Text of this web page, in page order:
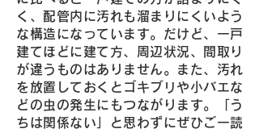
く、配管内に汚れも溜まりにくいよう
な構造になっています。だけど、一戸
建てほどに建て方、周辺状況、間取り
が違うものはありません。また、汚れ
を放置しておくとゴキブリや小バエな
どの虫の発生にもつながります。「う
ちは関係ない」と思わずにぜひご一読